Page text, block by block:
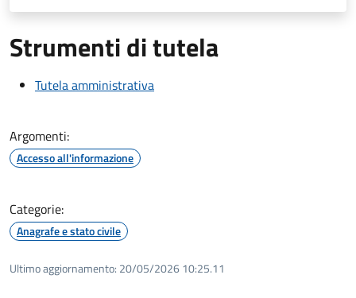
Strumenti di tutela
Tutela amministrativa
Argomenti:
Accesso all'informazione
Categorie:
Anagrafe e stato civile
Ultimo aggiornamento: 20/05/2026 10:25.11